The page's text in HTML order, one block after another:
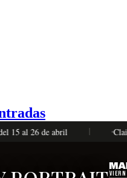
26 de abril Claire